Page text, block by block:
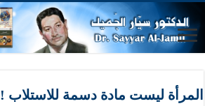
المرأة ليست مادة دسمة للاستلاب !